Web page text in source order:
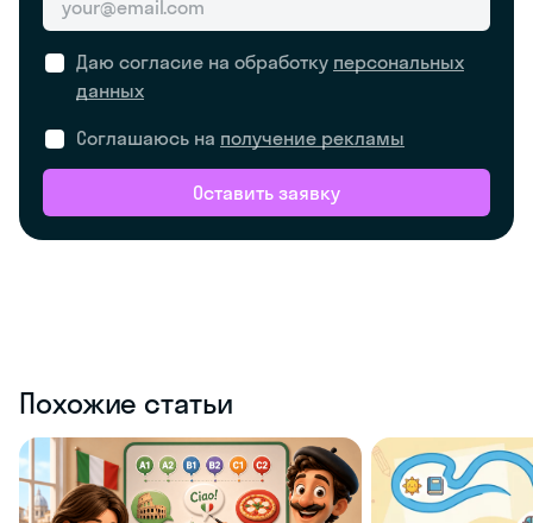
Даю согласие на обработку персональных
данных
Соглашаюсь на получение рекламы
Оставить заявку
Похожие статьи